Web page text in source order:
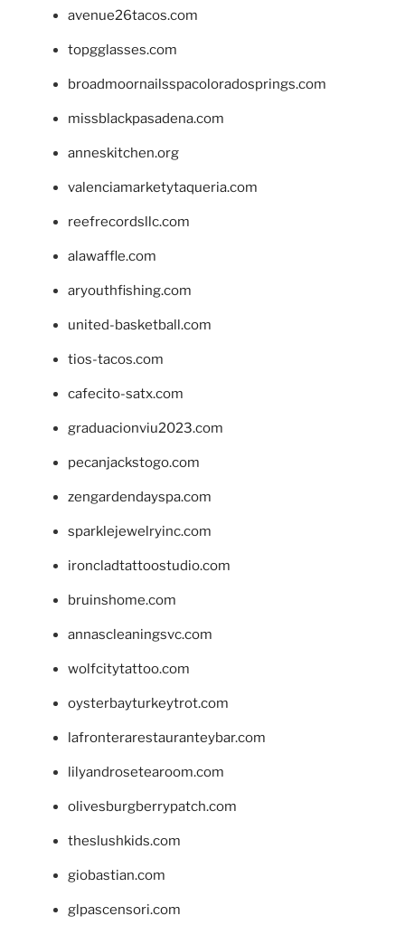
avenue26tacos.com
topgglasses.com
broadmoornailsspacoloradosprings.com
missblackpasadena.com
anneskitchen.org
valenciamarketytaqueria.com
reefrecordsllc.com
alawaffle.com
aryouthfishing.com
united-basketball.com
tios-tacos.com
cafecito-satx.com
graduacionviu2023.com
pecanjackstogo.com
zengardendayspa.com
sparklejewelryinc.com
ironcladtattoostudio.com
bruinshome.com
annascleaningsvc.com
wolfcitytattoo.com
oysterbayturkeytrot.com
lafronterarestauranteybar.com
lilyandrosetearoom.com
olivesburgberrypatch.com
theslushkids.com
giobastian.com
glpascensori.com